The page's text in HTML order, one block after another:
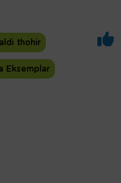
thohir
Eksemplar